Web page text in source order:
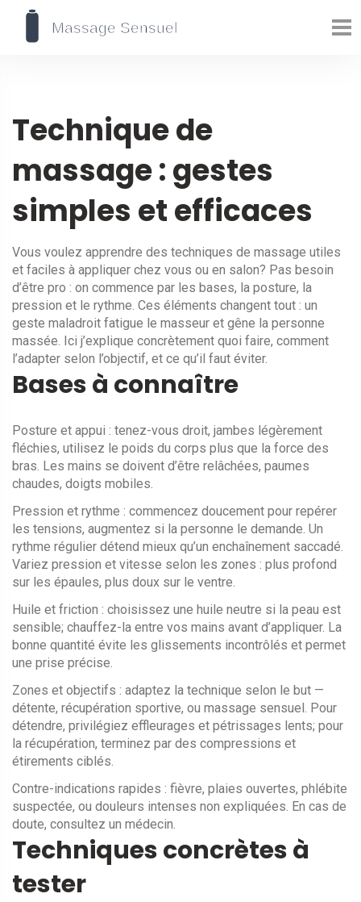
Technique de
massage : gestes
simples et efficaces
Vous voulez apprendre des techniques de massage utiles
et faciles à appliquer chez vous ou en salon? Pas besoin
d’être pro : on commence par les bases, la posture, la
pression et le rythme. Ces éléments changent tout : un
geste maladroit fatigue le masseur et gêne la personne
massée. Ici j’explique concrètement quoi faire, comment
l’adapter selon l’objectif, et ce qu’il faut éviter.
Bases à connaître
Posture et appui : tenez-vous droit, jambes légèrement
fléchies, utilisez le poids du corps plus que la force des
bras. Les mains se doivent d’être relâchées, paumes
chaudes, doigts mobiles.
Pression et rythme : commencez doucement pour repérer
les tensions, augmentez si la personne le demande. Un
rythme régulier détend mieux qu’un enchaînement saccadé.
Variez pression et vitesse selon les zones : plus profond
sur les épaules, plus doux sur le ventre.
Huile et friction : choisissez une huile neutre si la peau est
sensible; chauffez-la entre vos mains avant d’appliquer. La
bonne quantité évite les glissements incontrôlés et permet
une prise précise.
Zones et objectifs : adaptez la technique selon le but —
détente, récupération sportive, ou massage sensuel. Pour
détendre, privilégiez effleurages et pétrissages lents; pour
la récupération, terminez par des compressions et
étirements ciblés.
Contre-indications rapides : fièvre, plaies ouvertes, phlébite
suspectée, ou douleurs intenses non expliquées. En cas de
doute, consultez un médecin.
Techniques concrètes à
tester